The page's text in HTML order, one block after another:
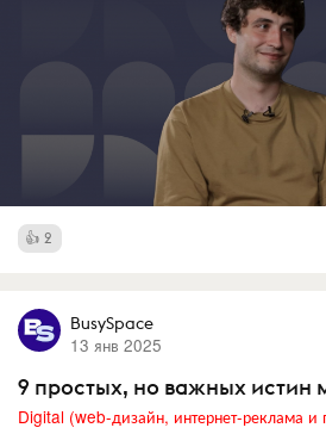
2
BusySpace
13 янв 2025
9 простых, но важных истин